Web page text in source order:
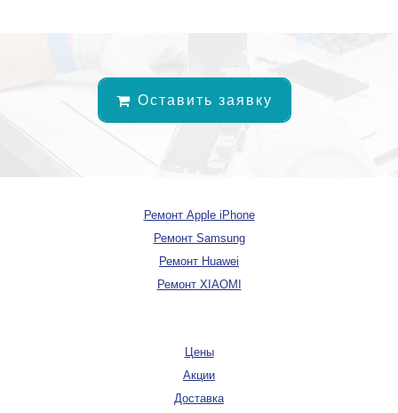
Оставить заявку
Ремонт Apple iPhone
Ремонт Samsung
Ремонт Huawei
Ремонт XIAOMI
Цены
Акции
Доставка